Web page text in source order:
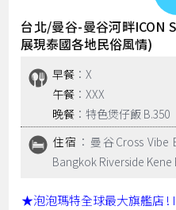
台北/曼谷-曼谷河畔ICON
展現泰國各地民俗風情)
早餐 ：X
午餐 ：XXX
晚餐 ：特色煲仔飯 B.350
住宿 ：曼谷Cross
Bangkok Riverside
★泡泡瑪特全球最大旗艦店 !